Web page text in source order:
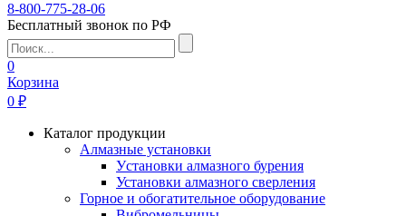
8-800-775-28-06
Бесплатный звонок по РФ
0
Корзина
0 ₽
Каталог продукции
Алмазные установки
Уcтановки алмазного бурения
Установки алмазного сверления
Горное и обогатительное оборудование